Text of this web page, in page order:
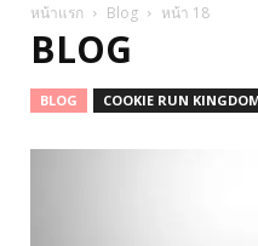
ครีม
หน้า
ขาว
ครีม
หน้า
หน้าแรก Blog หน้า 18
BLOG
BLOG COOKIE RUN